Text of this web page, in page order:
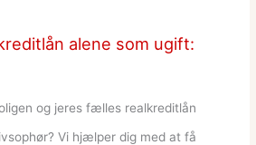
alene som ugift:
og jeres fælles realkreditlån
Vi hjælper dig med at få